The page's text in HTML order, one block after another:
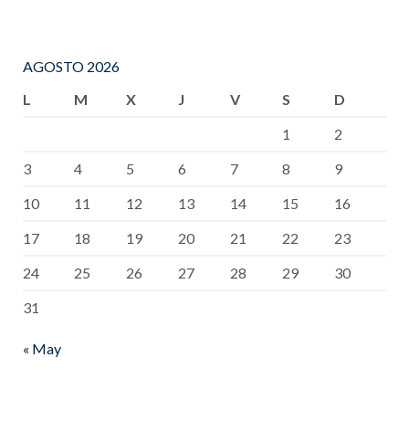
AGOSTO 2026
L
M X J V S
D
1
2
3
4 5 6 7 8
9
10
11 12 13 14 15
16
17
18 19 20 21 22
23
24
25 26 27 28 29
30
31
« May